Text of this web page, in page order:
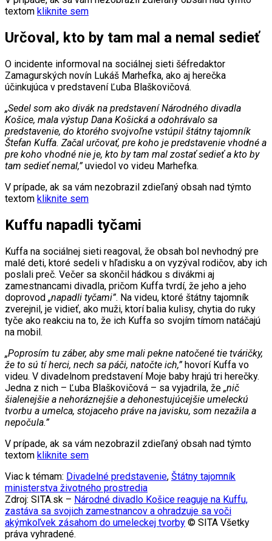
textom kliknite sem
Určoval, kto by tam mal a nemal sedieť
O incidente informoval na sociálnej sieti šéfredaktor
Zamagurských novín Lukáš Marhefka, ako aj herečka
účinkujúca v predstavení Ľuba Blaškovičová.
„Sedel som ako divák na predstavení Národného divadla
Košice, mala výstup Dana Košická a odohrávalo sa
predstavenie, do ktorého svojvoľne vstúpil štátny tajomník
Štefan Kuffa. Začal určovať, pre koho je predstavenie vhodné a
pre koho vhodné nie je, kto by tam mal zostať sedieť a kto by
tam sedieť nemal,”uviedol vo videu Marhefka.
V prípade, ak sa vám nezobrazil zdieľaný obsah nad týmto
textom kliknite sem
Kuffu napadli tyčami
Kuffa na sociálnej sieti reagoval, že obsah bol nevhodný pre
malé deti, ktoré sedeli v hľadisku a on vyzýval rodičov, aby ich
poslali preč. Večer sa skončil hádkou s divákmi aj
zamestnancami divadla, pričom Kuffa tvrdí, že jeho a jeho
doprovod „napadli tyčami”. Na videu, ktoré štátny tajomník
zverejnil, je vidieť, ako muži, ktorí balia kulisy, chytia do ruky
tyče ako reakciu na to, že ich Kuffa so svojím tímom natáčajú
na mobil.
„Poprosím tu záber, aby sme mali pekne natočené tie tváričky,
že to sú tí herci, nech sa páči, natočte ich,”hovorí Kuffa vo
videu. V divadelnom predstavení Moje baby hrajú tri herečky.
Jedna z nich – Ľuba Blaškovičová – sa vyjadrila, že „nič
šialenejšie a nehoráznejšie a dehonestujúcejšie umeleckú
tvorbu a umelca, stojaceho práve na javisku, som nezažila a
nepočula.”
V prípade, ak sa vám nezobrazil zdieľaný obsah nad týmto
textom kliknite sem
Viac k témam: Divadelné predstavenie, Štátny tajomník
ministerstva životného prostredia
Zdroj: SITA.sk – Národné divadlo Košice reaguje na Kuffu,
zastáva sa svojich zamestnancov a ohradzuje sa voči
akýmkoľvek zásahom do umeleckej tvorby © SITA Všetky
práva vyhradené.